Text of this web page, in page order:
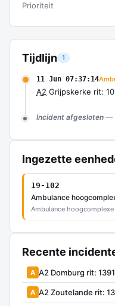
Tijdlijn 1
11 Jun 07:37:14
A2 Grijpskerke rit:
Incident afgesloten —
Ingezette
19-102
Ambulance
Ambulance
Recente
A A2 Domburg rit:
A A2 Zoutelande rit:
Prioriteit